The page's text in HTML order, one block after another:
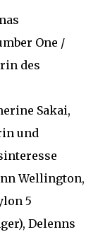
One /
des
Sakai,
und
Wellington,
5
Delenns